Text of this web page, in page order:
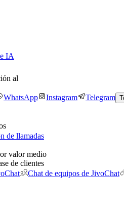
IA
al
WhatsApp Instagram Telegram
de llamadas
valor medio
de clientes
Chat de equipos de JivoChat